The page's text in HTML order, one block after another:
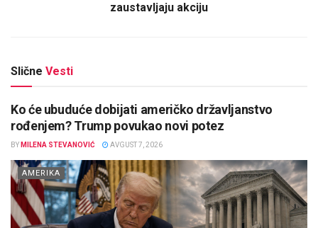
zaustavljaju akciju
Slične Vesti
Ko će ubuduće dobijati američko državljanstvo
rođenjem? Trump povukao novi potez
BY MILENA STEVANOVIĆ AVGUST 7, 2026
AMERIKA